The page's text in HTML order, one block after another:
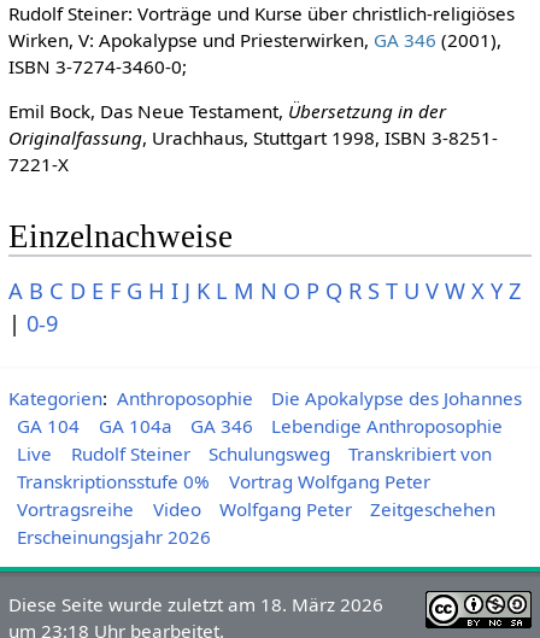
Rudolf Steiner: Vorträge und Kurse über christlich-religiöses
Wirken, V: Apokalypse und Priesterwirken, GA 346 (2001),
ISBN 3-7274-3460-0;
Emil Bock, Das Neue Testament, Übersetzung in der
Originalfassung, Urachhaus, Stuttgart 1998, ISBN 3-8251-
7221-X
Einzelnachweise
A B C D E F G H I J K L M N O P Q R S T U V W X Y Z
| 0-9
Kategorien: Anthroposophie
Die Apokalypse des Johannes
GA 104
GA 104a GA 346
Lebendige Anthroposophie
Live
Rudolf Steiner Schulungsweg
Transkribiert von
Transkriptionsstufe 0%
Vortrag Wolfgang Peter
Vortragsreihe
Video Wolfgang Peter
Zeitgeschehen
Erscheinungsjahr 2026
Diese Seite wurde zuletzt am 18. März 2026
um 23:18 Uhr bearbeitet.